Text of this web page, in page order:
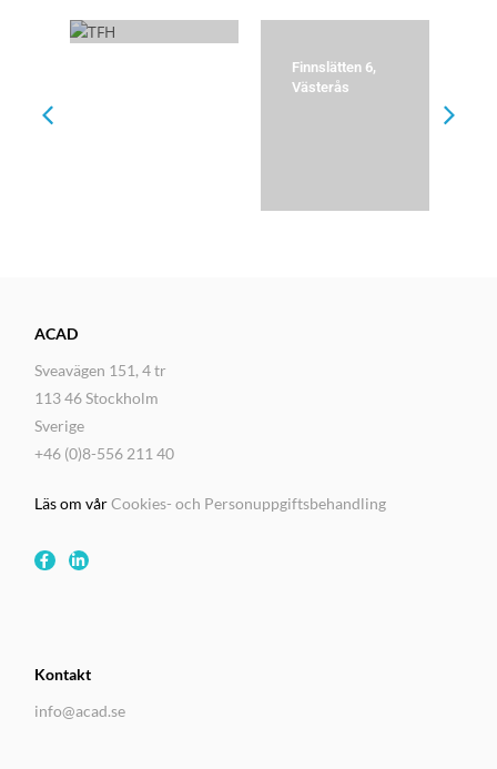
Finnslätten 6,
Västerås
ACAD
Sveavägen 151, 4 tr
113 46 Stockholm
Sverige
+46 (0)8-556 211 40
Läs om vårCookies- och Personuppgiftsbehandling
Kontakt
info@acad.se